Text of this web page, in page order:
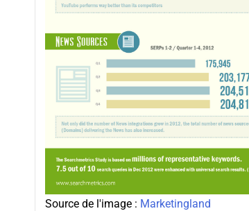
Source de l'image : Marketingland